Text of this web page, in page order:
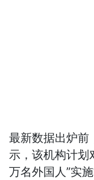
最新数据出炉前
示，该机构计划
万名外国人”实施